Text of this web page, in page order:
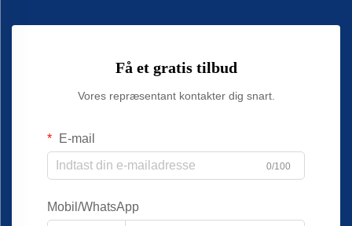
Få et gratis tilbud
Vores repræsentant kontakter dig snart.
E-mail
0/100
Mobil/WhatsApp